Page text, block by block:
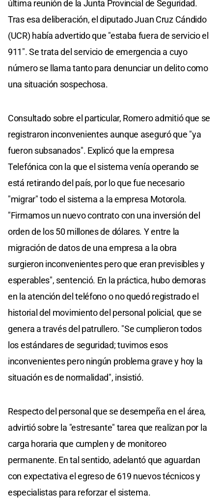
última reunión de la Junta Provincial de Seguridad.
Tras esa deliberación, el diputado Juan Cruz Cándido
(UCR) había advertido que "estaba fuera de servicio el
911". Se trata del servicio de emergencia a cuyo
número se llama tanto para denunciar un delito como
una situación sospechosa.
Consultado sobre el particular, Romero admitió que se
registraron inconvenientes aunque aseguró que "ya
fueron subsanados". Explicó que la empresa
Telefónica con la que el sistema venía operando se
está retirando del país, por lo que fue necesario
"migrar" todo el sistema a la empresa Motorola.
"Firmamos un nuevo contrato con una inversión del
orden de los 50 millones de dólares. Y entre la
migración de datos de una empresa a la obra
surgieron inconvenientes pero que eran previsibles y
esperables", sentenció. En la práctica, hubo demoras
en la atención del teléfono o no quedó registrado el
historial del movimiento del personal policial, que se
genera a través del patrullero. "Se cumplieron todos
los estándares de seguridad; tuvimos esos
inconvenientes pero ningún problema grave y hoy la
situación es de normalidad", insistió.
Respecto del personal que se desempeña en el área,
advirtió sobre la "estresante" tarea que realizan por la
carga horaria que cumplen y de monitoreo
permanente. En tal sentido, adelantó que aguardan
con expectativa el egreso de 619 nuevos técnicos y
especialistas para reforzar el sistema.